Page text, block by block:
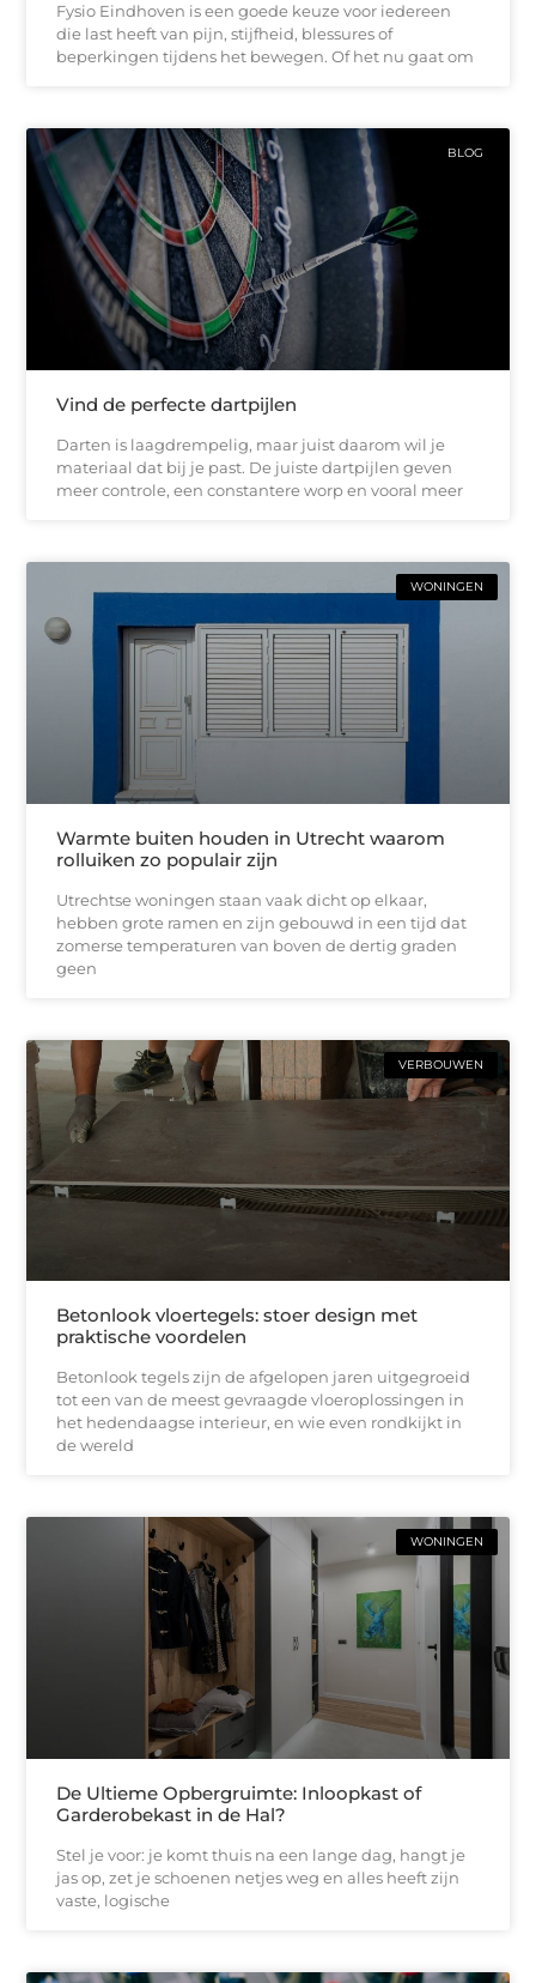
Fysio Eindhoven is een goede keuze voor iedereen
die last heeft van pijn, stijfheid, blessures of
beperkingen tijdens het bewegen. Of het nu gaat om
BLOG
Vind de perfecte dartpijlen
Darten is laagdrempelig, maar juist daarom wil je
materiaal dat bij je past. De juiste dartpijlen geven
meer controle, een constantere worp en vooral meer
WONINGEN
Warmte buiten houden in Utrecht waarom
rolluiken zo populair zijn
Utrechtse woningen staan vaak dicht op elkaar,
hebben grote ramen en zijn gebouwd in een tijd dat
zomerse temperaturen van boven de dertig graden
geen
VERBOUWEN
Betonlook vloertegels: stoer design met
praktische voordelen
Betonlook tegels zijn de afgelopen jaren uitgegroeid
tot een van de meest gevraagde vloeroplossingen in
het hedendaagse interieur, en wie even rondkijkt in
de wereld
WONINGEN
De Ultieme Opbergruimte: Inloopkast of
Garderobekast in de Hal?
Stel je voor: je komt thuis na een lange dag, hangt je
jas op, zet je schoenen netjes weg en alles heeft zijn
vaste, logische